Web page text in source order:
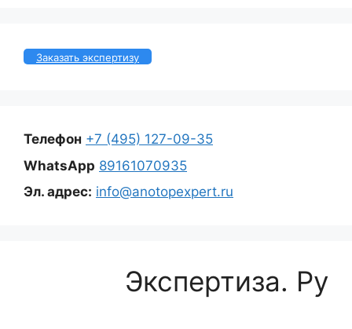
Заказать экспертизу
Телефон +7 (495) 127-09-35
WhatsApp 89161070935
Эл. адрес: info@anotopexpert.ru
Экспертиза. Ру